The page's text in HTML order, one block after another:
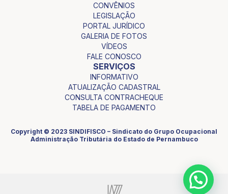
CONVÊNIOS
LEGISLAÇÃO
PORTAL JURÍDICO
GALERIA DE FOTOS
VÍDEOS
FALE CONOSCO
SERVIÇOS
INFORMATIVO
ATUALIZAÇÃO CADASTRAL
CONSULTA CONTRACHEQUE
TABELA DE PAGAMENTO
Copyright © 2023 SINDIFISCO – Sindicato do Grupo Ocupacional
Administração Tributária do Estado de Pernambuco